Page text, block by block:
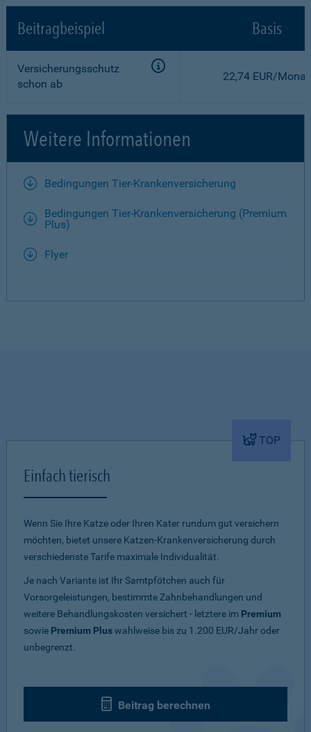
Beitragbeispiel Basis
Versicherungsschutz
schon ab
22,74 EUR/Monat
Weitere Informationen
Bedingungen Tier-Krankenversicherung
Bedingungen Tier-Krankenversicherung (Premium
Plus)
Flyer
TOP
Einfach tierisch
Wenn Sie Ihre Katze oder Ihren Kater rundum gut versichern
möchten, bietet unsere Katzen-Krankenversicherung durch
verschiedenste Tarife maximale Individualität.
Je nach Variante ist Ihr Samtpfötchen auch für
Vorsorgeleistungen, bestimmte Zahnbehandlungen und
weitere Behandlungskosten versichert - letztere im Premium
sowie Premium Pluswahlweise bis zu 1.200 EUR/Jahr oder
unbegrenzt.
Beitrag berechnen